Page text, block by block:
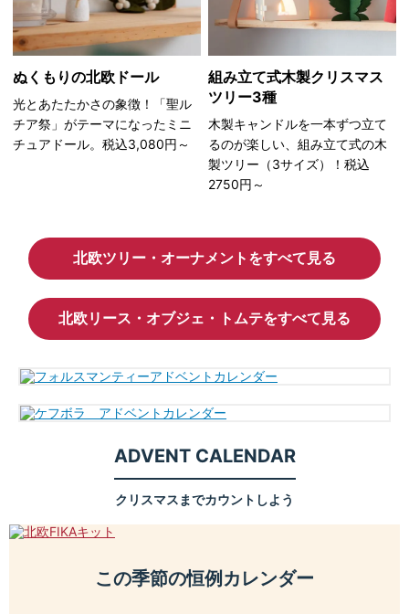
ぬくもりの北欧ドール
光とあたたかさの象徴！「聖ル
チア祭」がテーマになったミニ
チュアドール。税込3,080円～
組み立て式木製クリスマス
ツリー3種
木製キャンドルを一本ずつ立て
るのが楽しい、組み立て式の木
製ツリー（3サイズ）！税込
2750円～
北欧ツリー・オーナメントをすべて見る
北欧リース・オブジェ・トムテをすべて見る
ADVENT CALENDAR
クリスマスまでカウントしよう
この季節の恒例カレンダー